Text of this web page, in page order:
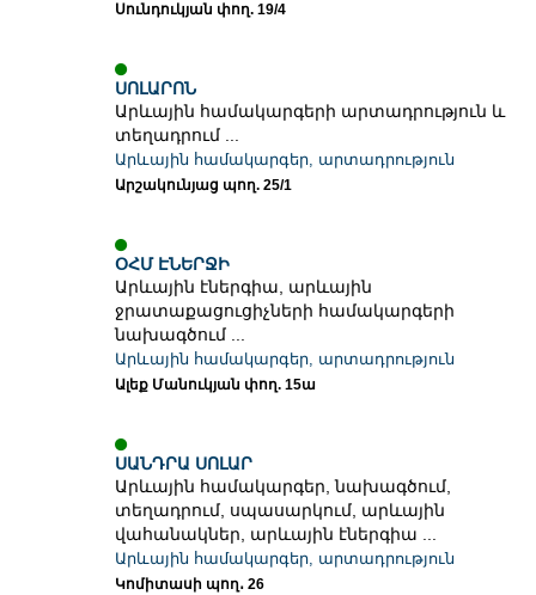
Սունդուկյան փող. 19/4
ՍՈԼԱՐՈՆ
Արևային համակարգերի արտադրություն և
տեղադրում ...
Արևային համակարգեր, արտադրություն
Արշակունյաց պող. 25/1
ՕՀՄ ԷՆԵՐՋԻ
Արևային էներգիա, արևային
ջրատաքացուցիչների համակարգերի
նախագծում ...
Արևային համակարգեր, արտադրություն
Ալեք Մանուկյան փող. 15ա
ՍԱՆԴՐԱ ՍՈԼԱՐ
Արևային համակարգեր, նախագծում,
տեղադրում, սպասարկում, արևային
վահանակներ, արևային էներգիա ...
Արևային համակարգեր, արտադրություն
Կոմիտասի պող․ 26